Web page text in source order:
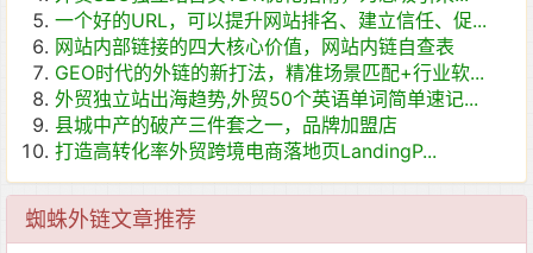
一个好的URL，可以提升网站排名、建立信任、促...
网站内部链接的四大核心价值，网站内链自查表
GEO时代的外链的新打法，精准场景匹配+行业软...
外贸独立站出海趋势,外贸50个英语单词简单速记...
县城中产的破产三件套之一，品牌加盟店
打造高转化率外贸跨境电商落地页LandingP...
蜘蛛外链文章推荐